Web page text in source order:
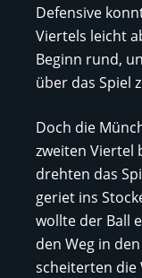
Defensive
Viertels leicht
Beginn rund,
über das Spiel
Doch die
zweiten Viertel
drehten das
geriet ins
wollte der Ball
den Weg in
scheiterten die